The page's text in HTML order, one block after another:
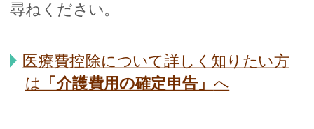
尋ねください。
医療費控除について詳しく知りたい方
は
「介護費用の確定申告」 へ